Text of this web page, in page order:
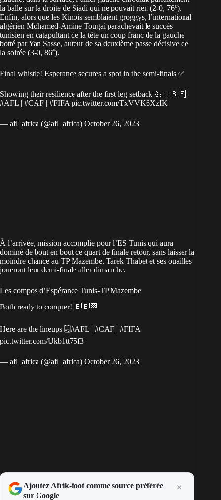
la balle sur la droite de Siadi qui ne pouvait rien (2-0, 76e).
Enfin, alors que les Kinois semblaient groggys, l’international
algérien Mohamed-Amine Tougai parachevait le succès
tunisien en catapultant de la tête un coup franc de la gauche
botté par Yan Sasse, auteur de sa deuxième passe décisive de
la soirée (3-0, 86e).
Final whistle! Esperance secures a spot in the semi-finals ✅
Showing their resilience after the first leg setback 💪🏻🇧🇪
#AFL | #CAF | #FIFA pic.twitter.com/TxVVK6XzIK
— afl_africa (@afl_africa) October 26, 2023
À l’arrivée, mission accomplie pour l’ES Tunis qui aura
dominé de bout en bout ce quart de finale retour, sans laisser la
moindre chance au TP Mazembe. Tarek Thabet et ses ouailles
joueront leur demi-finale aller dimanche.
Les compos d’Espérance Tunis-TP Mazembe
Both ready to conquer! 🇧🇪🏁
Here are the lineups 🗒️#AFL | #CAF | #FIFA
pic.twitter.com/Ukb1tt75f3
— afl_africa (@afl_africa) October 26, 2023
Ajoutez Afrik-foot comme source préférée
sur Google